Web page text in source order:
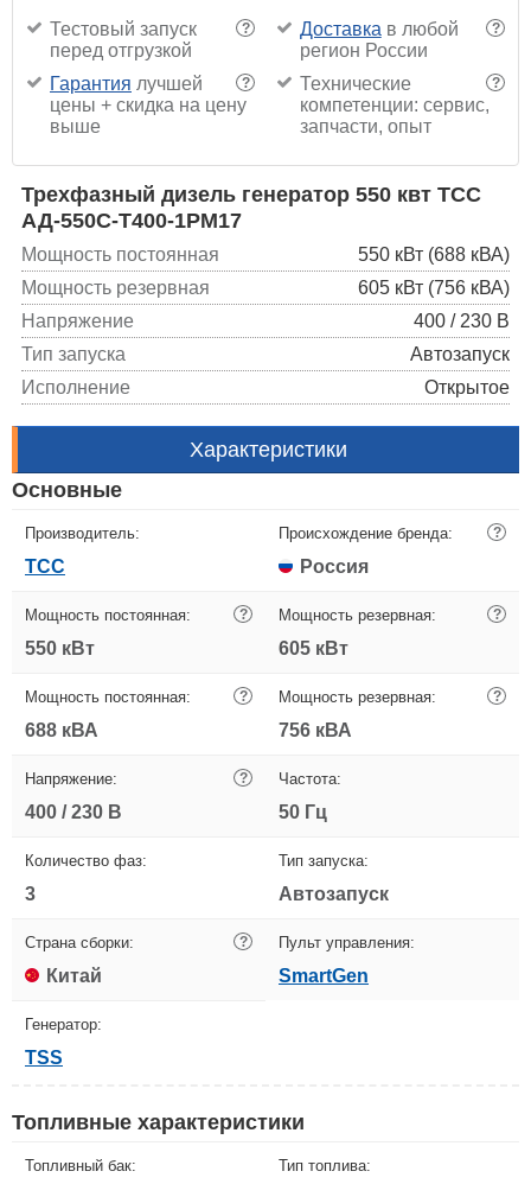
?
Тестовый запуск
перед отгрузкой
?
Доставка в любой
регион России
?
Гарантия лучшей
цены + скидка на цену
выше
?
Технические
компетенции: сервис,
запчасти, опыт
Трехфазный дизель генератор 550 квт ТСС
АД-550С-Т400-1РМ17
Мощность постоянная
550 кВт (688 кВА)
Мощность резервная
605 кВт (756 кВА)
Напряжение
400 / 230 В
Тип запуска
Автозапуск
Исполнение
Открытое
Характеристики
Основные
Производитель:
ТСС
Происхождение бренда: ?
Россия
Мощность постоянная: ?
550 кВт
Мощность резервная: ?
605 кВт
Мощность постоянная: ?
688 кВА
Мощность резервная: ?
756 кВА
Напряжение: ?
400 / 230 В
Частота:
50 Гц
Количество фаз:
3
Тип запуска:
Автозапуск
Страна сборки: ?
Китай
Пульт управления:
SmartGen
Генератор:
TSS
Топливные характеристики
Топливный бак: Тип топлива: